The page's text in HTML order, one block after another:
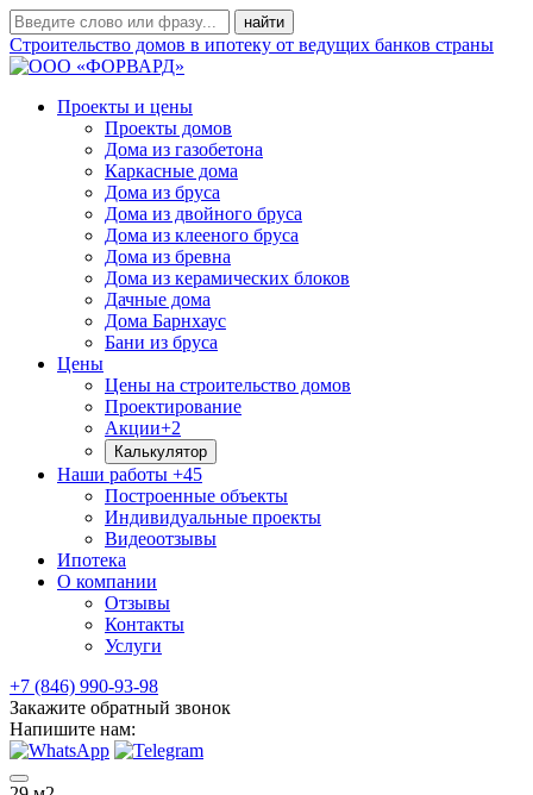
Строительство домов в ипотеку от ведущих банков страны
Проекты и цены
Проекты домов
Дома из газобетона
Каркасные дома
Дома из бруса
Дома из двойного бруса
Дома из клееного бруса
Дома из бревна
Дома из керамических блоков
Дачные дома
Дома Барнхаус
Бани из бруса
Цены
Цены на строительство домов
Проектирование
Акции+2
Калькулятор
Наши работы +45
Построенные объекты
Индивидуальные проекты
Видеоотзывы
Ипотека
О компании
Отзывы
Контакты
Услуги
+7 (846) 990-93-98
Закажите обратный звонок
Напишите нам: